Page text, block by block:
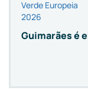
Guimarães é